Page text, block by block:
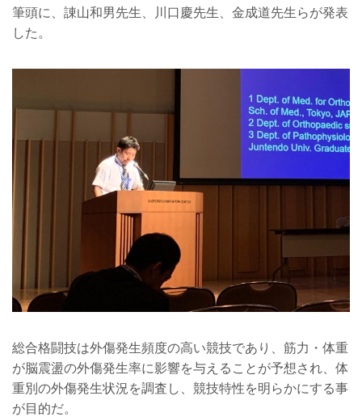
筆頭に、諌山和男先生、川口慶先生、金成道先生らが発表
した。
総合格闘技は外傷発生頻度の高い競技であり、筋力・体重
が脳震盪の外傷発生率に影響を与えることが予想され、体
重別の外傷発生状況を調査し、競技特性を明らかにする事
が目的だ。